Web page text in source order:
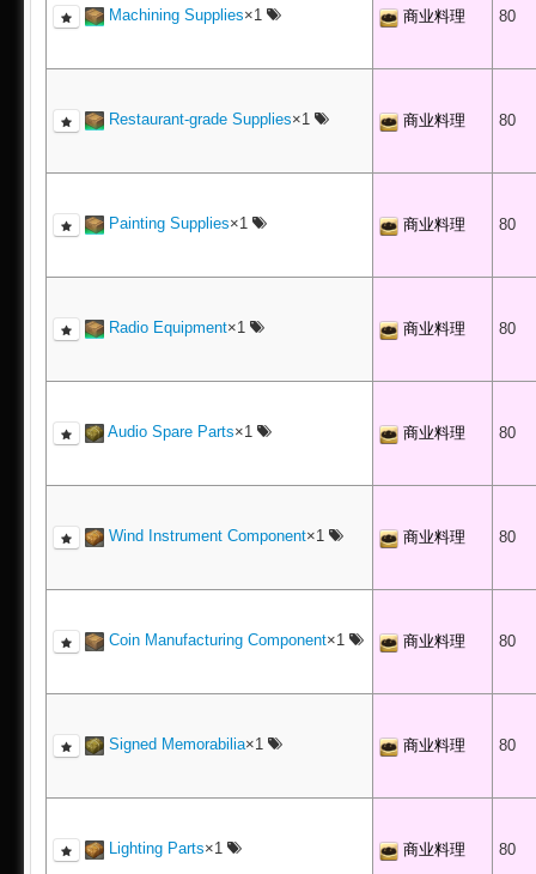
Machining Supplies×1 商业料理 80
Restaurant-grade Supplies×1 商业料理 80
Painting Supplies×1 商业料理 80
Radio Equipment×1 商业料理 80
Audio Spare Parts×1 商业料理 80
Wind Instrument Component×1 商业料理 80
Coin Manufacturing Component×1 商业料理 80
Signed Memorabilia×1 商业料理 80
Lighting Parts×1 商业料理 80